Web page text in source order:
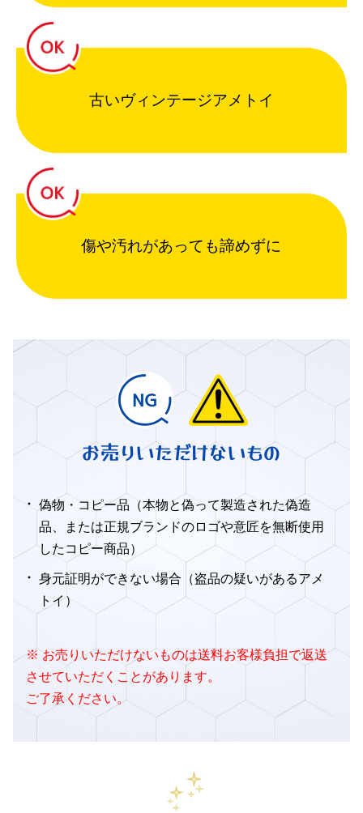
古いヴィンテージアメトイ
傷や汚れがあっても諦めずに
お売りいただけないもの
偽物・コピー品（本物と偽って製造された偽造
品、または正規ブランドのロゴや意匠を無断使用
したコピー商品）
身元証明ができない場合（盗品の疑いがあるアメ
トイ）
※ お売りいただけないものは送料お客様負担で返送
させていただくことがあります。
ご了承ください。